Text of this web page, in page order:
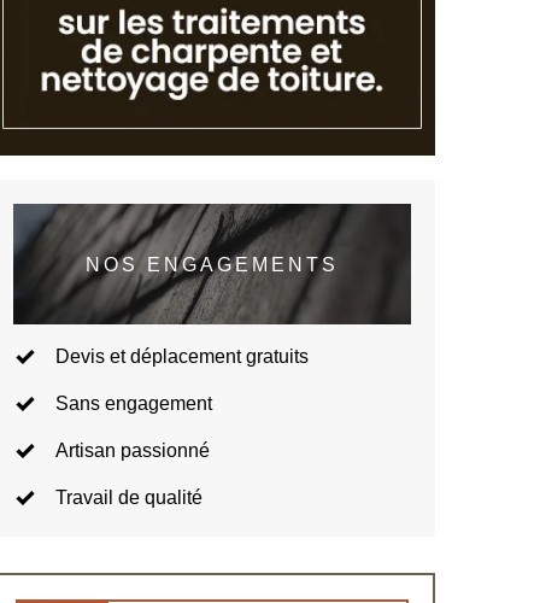
NOS ENGAGEMENTS
Devis et déplacement gratuits
Sans engagement
Artisan passionné
Travail de qualité